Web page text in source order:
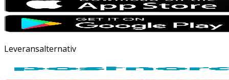
Leveransalternativ